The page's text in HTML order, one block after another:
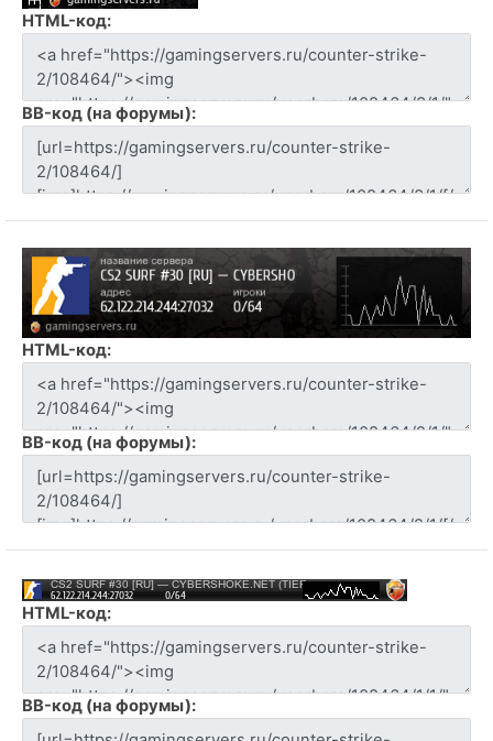
HTML-код:
BB-код (на форумы):
HTML-код:
BB-код (на форумы):
HTML-код:
BB-код (на форумы):